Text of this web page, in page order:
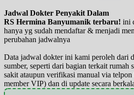
Jadwal Dokter Penyakit Dalam
RS Hermina Banyumanik terbaru! ini
hanya yg sudah mendaftar & menjadi
perubahan jadwalnya
Data jadwal dokter ini kami peroleh dari
sumber, seperti dari bagian terkait rumah
sakit ataupun verifikasi manual via telpon
member VIP) dan di update secara